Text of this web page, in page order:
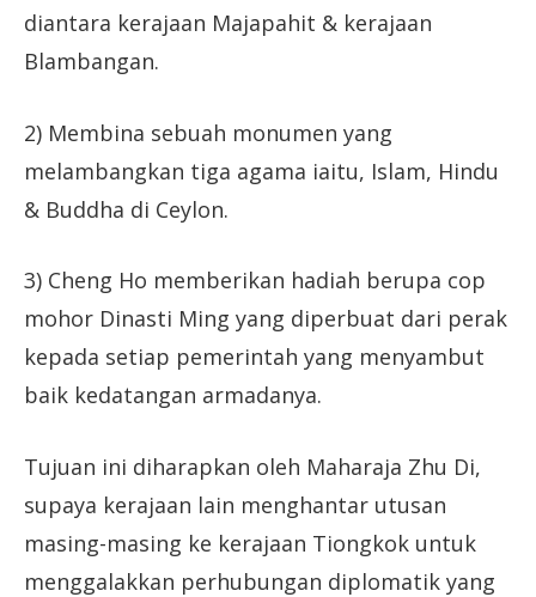
diantara kerajaan Majapahit & kerajaan
Blambangan.
2) Membina sebuah monumen yang
melambangkan tiga agama iaitu, Islam, Hindu
& Buddha di Ceylon.
3) Cheng Ho memberikan hadiah berupa cop
mohor Dinasti Ming yang diperbuat dari perak
kepada setiap pemerintah yang menyambut
baik kedatangan armadanya.
Tujuan ini diharapkan oleh Maharaja Zhu Di,
supaya kerajaan lain menghantar utusan
masing-masing ke kerajaan Tiongkok untuk
menggalakkan perhubungan diplomatik yang